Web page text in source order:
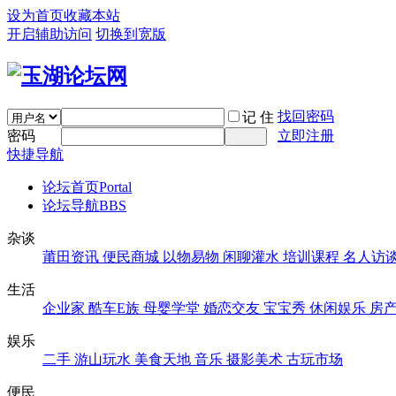
设为首页收藏本站
开启辅助访问 切换到宽版
记 住 找回密码
密码
立即注册
快捷导航
论坛首页Portal
论坛导航BBS
杂谈
莆田资讯 便民商城 以物易物 闲聊灌水 培训课程 名人访
生活
企业家 酷车E族 母婴学堂 婚恋交友 宝宝秀 休闲娱乐 房
娱乐
二手 游山玩水 美食天地 音乐 摄影美术 古玩市场
便民